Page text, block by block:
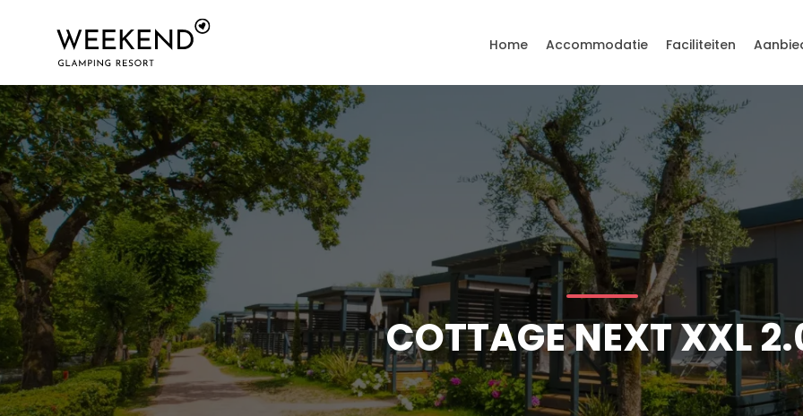
COTTAGE NEXT XXL
Home Accommodatie Faciliteiten